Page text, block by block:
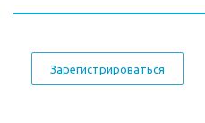
Зарегистрироваться